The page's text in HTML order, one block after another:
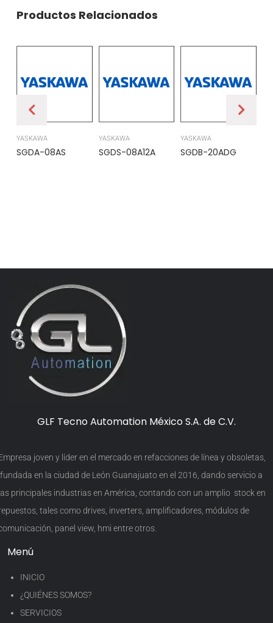
Productos Relacionados
YASKAWA
SGDA-08AS
YASKAWA
SGDS-08A12A
YASKAWA
SGDB-20ADG
GLF Tecno Automation México S.A. de C.V.
joven y líder en el mercado en refacciones de línea y obsoletas,
en la ciudad de León Guanajuato en el 2016, dando servicio a
principales industrias en América, contando con un amplio stock en
tales como drives, inverters, amplificadores, módulos de
panel view, hmi entre otros.
Menú
INICIO
¿QUIÉNES SOMOS?
SERVICIOS